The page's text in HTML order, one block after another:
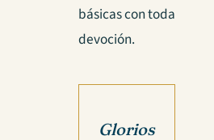
básicas con toda
devoción.
Glorios